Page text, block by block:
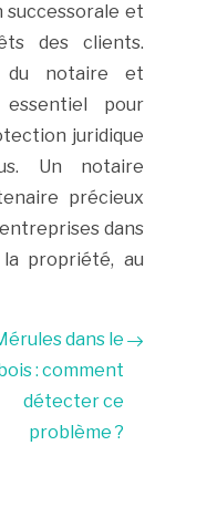
successorale et
des clients.
du notaire et
pour
juridique
Un notaire
précieux
dans
propriété, au
dans le
: comment
détecter ce
problème ?